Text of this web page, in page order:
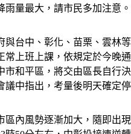
雨量最大，請市民多加注意。
與台中、彰化、苗栗、雲林
常上班上課，依規定於今晚
市和平區，將交由區長自行
議中指出，考量後明天確定
區內風勢逐漸加大，隨即出